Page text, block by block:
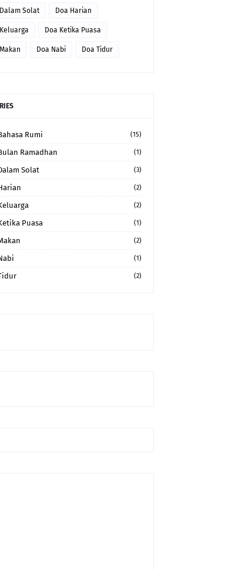
Solat Doa Harian
Doa Ketika Puasa
Doa Nabi Doa Tidur
Rumi (15)
Ramadhan (1)
Solat (3)
(2)
(2)
Puasa (1)
(2)
(1)
(2)